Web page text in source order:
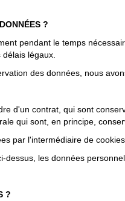
?
pendant le temps
légaux.
des données, nous
d'un contrat, qui sont
qui sont, en principe,
par l'intermédiaire de
dessus, les données
?